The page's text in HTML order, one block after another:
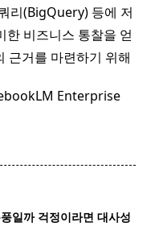
리(BigQuery) 등에 저
한 비즈니스 통찰을 얻
근거를 마련하기 위해
Enterprise
일까 걱정이라면 대사성